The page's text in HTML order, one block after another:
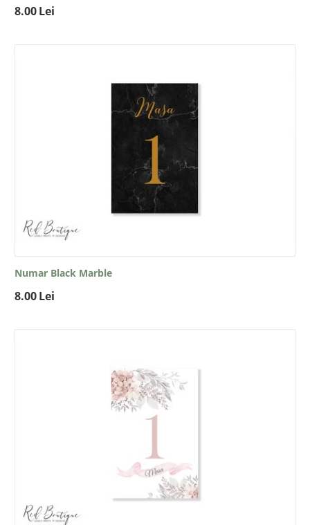
8.00Lei
Numar Black Marble
8.00Lei